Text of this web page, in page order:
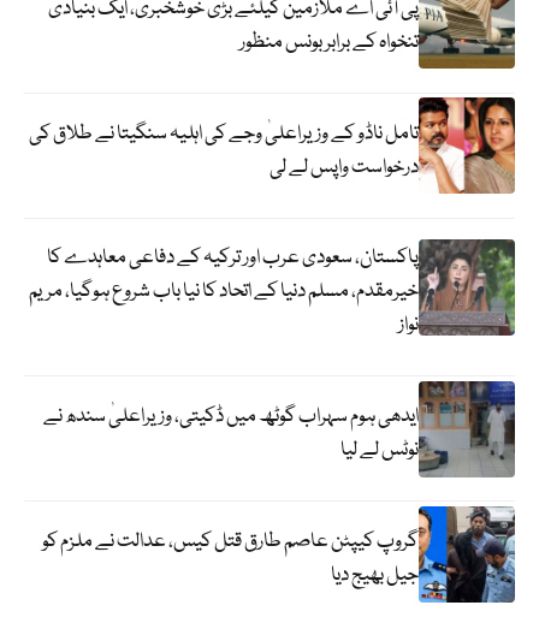
پی آئی اے ملازمین کیلئے بڑی خوشخبری، ایک بنیادی
تنخواہ کے برابر بونس منظور
تامل ناڈو کے وزیراعلیٰ وجے کی اہلیہ سنگیتا نے طلاق کی
درخواست واپس لے لی
پاکستان، سعودی عرب اور ترکیہ کے دفاعی معاہدے کا
خیرمقدم، مسلم دنیا کے اتحاد کا نیا باب شروع ہوگیا، مریم
نواز
ایدھی ہوم سہراب گوٹھ میں ڈکیتی، وزیراعلیٰ سندھ نے
نوٹس لے لیا
گروپ کیپٹن عاصم طارق قتل کیس، عدالت نے ملزم کو
جیل بھیج دیا